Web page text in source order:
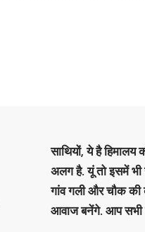
साथियों, ये है
अलग है. यूं तो इसमें भी
गांव गली और चौक की
आवाज बनेंगे. आप सभी